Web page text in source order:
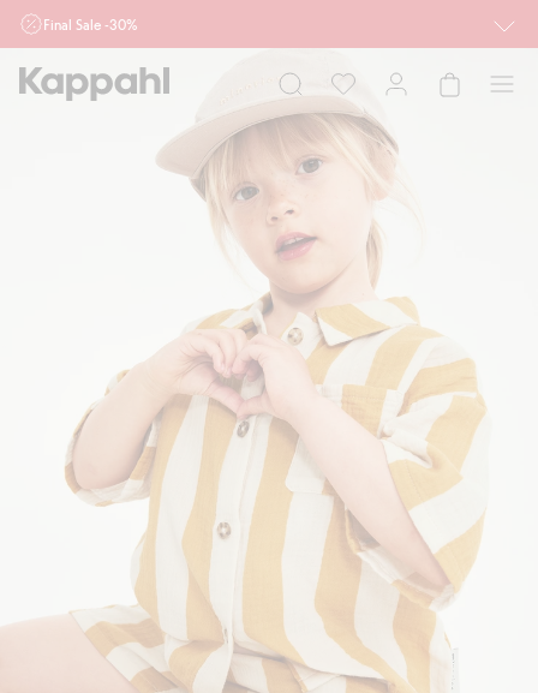
Final Sale -30%
działu outlet do 10.8 w sklepach Kappahl i Newbie oraz na kappahl.com. Ofert
nie łączymy
Mężczyzna Dziecko
Niemowlę